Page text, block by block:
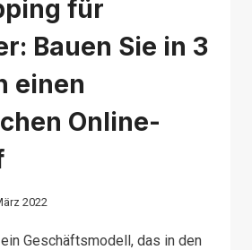
für
Bauen Sie in 3
einen
Online-
2022
Geschäftsmodell, das in den